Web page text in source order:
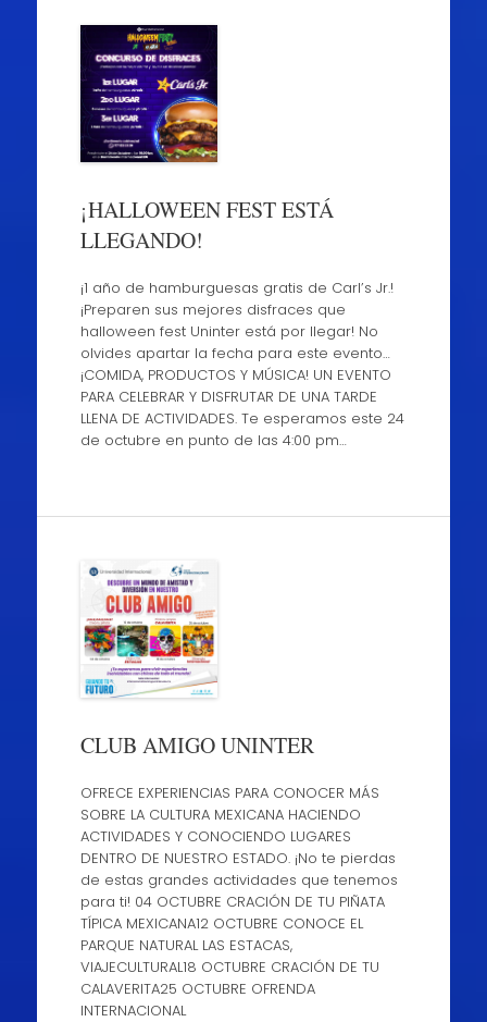
¡HALLOWEEN FEST ESTÁ
LLEGANDO!
¡1 año de hamburguesas gratis de Carl’s Jr.!
¡Preparen sus mejores disfraces que
halloween fest Uninter está por llegar! No
olvides apartar la fecha para este evento…
¡COMIDA, PRODUCTOS Y MÚSICA! UN EVENTO
PARA CELEBRAR Y DISFRUTAR DE UNA TARDE
LLENA DE ACTIVIDADES. Te esperamos este 24
de octubre en punto de las 4:00 pm…
CLUB AMIGO UNINTER
OFRECE EXPERIENCIAS PARA CONOCER MÁS
SOBRE LA CULTURA MEXICANA HACIENDO
ACTIVIDADES Y CONOCIENDO LUGARES
DENTRO DE NUESTRO ESTADO. ¡No te pierdas
de estas grandes actividades que tenemos
para ti! 04 OCTUBRE CRACIÓN DE TU PIÑATA
TÍPICA MEXICANA12 OCTUBRE CONOCE EL
PARQUE NATURAL LAS ESTACAS,
VIAJECULTURAL18 OCTUBRE CRACIÓN DE TU
CALAVERITA25 OCTUBRE OFRENDA
INTERNACIONAL